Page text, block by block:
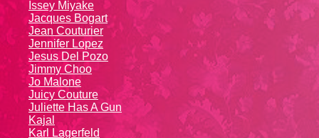
Issey Miyake
Jacques Bogart
Jean Couturier
Jennifer Lopez
Jesus Del Pozo
Jimmy Choo
Jo Malone
Juicy Couture
Juliette Has A Gun
Kajal
Karl Lagerfeld